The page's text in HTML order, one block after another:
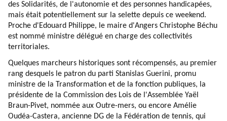
des Solidarités, de l'autonomie et des personnes handicapées,
mais était potentiellement sur la selette depuis ce weekend.
Proche d'Edouard Philippe, le maire d'Angers Christophe Béchu
est nommé ministre délégué en charge des collectivités
territoriales.
Quelques marcheurs historiques sont récompensés, au premier
rang desquels le patron du parti Stanislas Guerini, promu
ministre de la Transformation et de la fonction publiques, la
présidente de la Commission des Lois de l'Assemblée Yaël
Braun-Pivet, nommée aux Outre-mers, ou encore Amélie
Oudéa-Castera, ancienne DG de la Fédération de tennis, qui